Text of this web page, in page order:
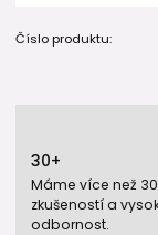
Číslo produktu:
30+
Máme více než
zkušeností a
odbornost.